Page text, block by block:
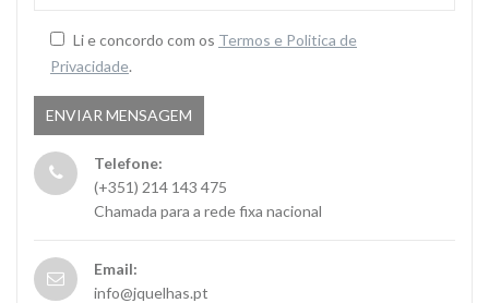
Li e concordo com os Termos e Politica de
Privacidade.
Telefone:
(+351) 214 143 475
Chamada para a rede fixa nacional
Email:
info@jquelhas.pt